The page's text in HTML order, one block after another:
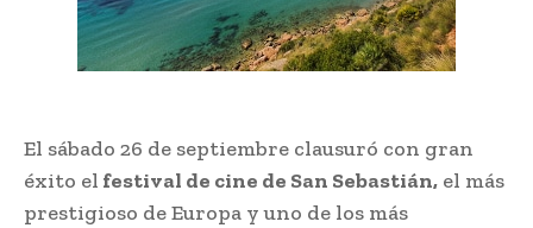
El sábado 26 de septiembre clausuró con gran
éxito el festival de cine de San Sebastián, el más
prestigioso de Europa y uno de los más